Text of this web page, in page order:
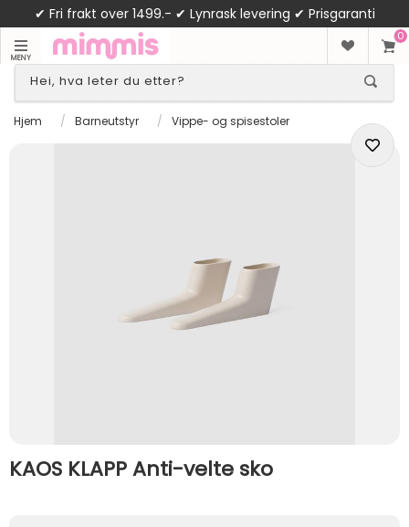
✔ Fri frakt over 1499.- ✔ Lynrask levering ✔ Prisgaranti
MENY
0
Hjem / Barneutstyr / Vippe- og spisestoler
KAOS KLAPP Anti-velte sko